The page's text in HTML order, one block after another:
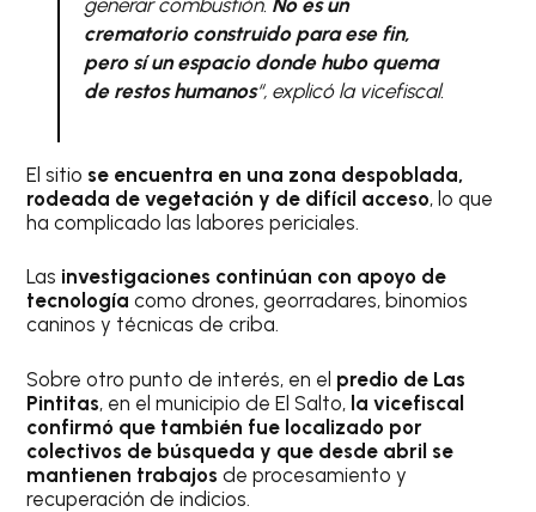
generar combustión. No es un
crematorio construido para ese fin,
pero sí un espacio donde hubo quema
de restos humanos“, explicó la vicefiscal.
El sitio se encuentra en una zona despoblada,
rodeada de vegetación y de difícil acceso, lo que
ha complicado las labores periciales.
Las investigaciones continúan con apoyo de
tecnologíacomo drones, georradares, binomios
caninos y técnicas de criba.
Sobre otro punto de interés, en el predio de Las
Pintitas, en el municipio de El Salto, la vicefiscal
confirmó que también fue localizado por
colectivos de búsqueda y que desde abril se
mantienen trabajos de procesamiento y
recuperación de indicios.